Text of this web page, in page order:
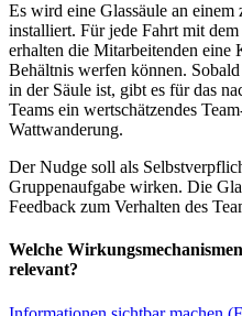
Es wird eine Glassäule an
installiert. Für jede Fahrt mit
erhalten die Mitarbeitenden eine
Behältnis werfen können.
in der Säule ist, gibt es für das
Teams ein wertschätzendes
Wattwanderung.
Der Nudge soll als
Gruppenaufgabe wirken. Die
Feedback zum Verhalten des
Welche
relevant?